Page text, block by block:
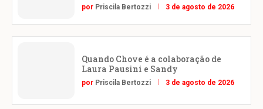
por Priscila Bertozzi 3 de agosto de 2026
Quando Chove é a colaboração de
Laura Pausini e Sandy
por Priscila Bertozzi 3 de agosto de 2026